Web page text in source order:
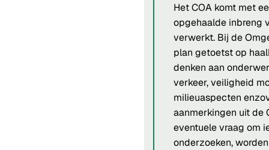
Het COA komt met
opgehaalde inbreng
verwerkt. Bij de
plan getoetst op
denken aan
verkeer, veiligheid
milieuaspecten
aanmerkingen uit de
eventuele vraag om
onderzoeken,